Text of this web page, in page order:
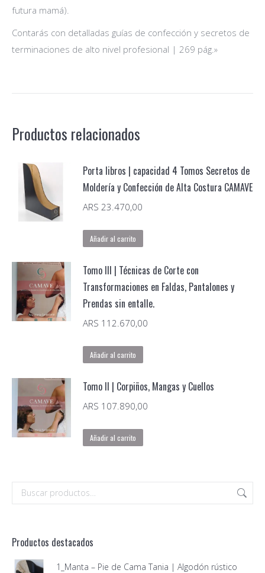
futura mamá).
Contarás con detalladas guías de confección y secretos de
terminaciones de alto nivel profesional | 269 pág.»
Productos relacionados
Porta libros | capacidad 4 Tomos Secretos de
Moldería y Confección de Alta Costura CAMAVE
ARS 23.470,00
Añadir al carrito
Tomo III | Técnicas de Corte con
Transformaciones en Faldas, Pantalones y
Prendas sin entalle.
ARS 112.670,00
Añadir al carrito
Tomo II | Corpiños, Mangas y Cuellos
ARS 107.890,00
Añadir al carrito
Productos destacados
1_Manta – Pie de Cama Tania | Algodón rústico